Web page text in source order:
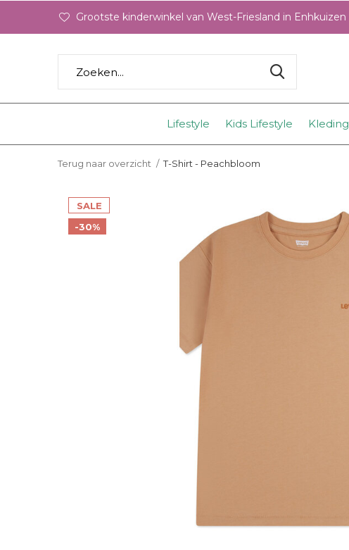
Lifestyle Kids Lifestyle Kleding
Grootste kinderwinkel van West-Friesland in Enhkuizen
Terug naar overzicht T-Shirt - Peachbloom
SALE
-30%